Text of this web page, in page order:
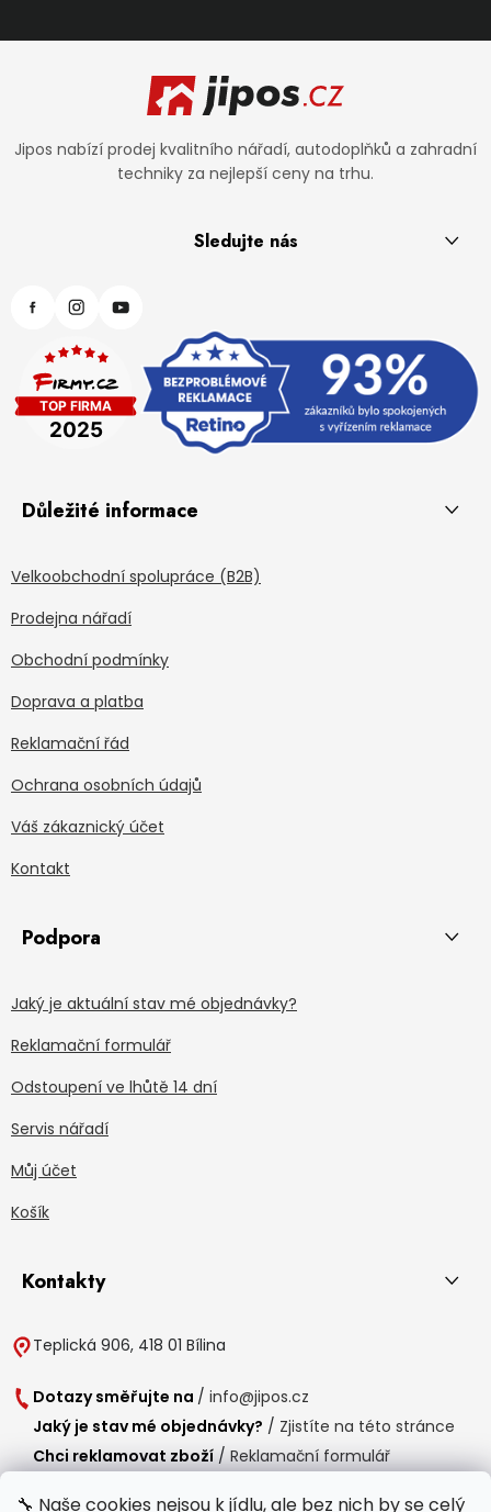
🔧 Naše cookies nejsou k jídlu, ale bez nich by se celý
Zápatí
Jipos nabízí prodej kvalitního nářadí, autodoplňků a zahradní
techniky za nejlepší ceny na trhu.
Sledujte nás
Důležité informace
Velkoobchodní spolupráce (B2B)
Prodejna nářadí
Obchodní podmínky
Doprava a platba
Reklamační řád
Ochrana osobních údajů
Váš zákaznický účet
Kontakt
Podpora
Jaký je aktuální stav mé objednávky?
Reklamační formulář
Odstoupení ve lhůtě 14 dní
Servis nářadí
Můj účet
Košík
Kontakty
Teplická 906, 418 01 Bílina
Dotazy směřujte na / info@jipos.cz
Jaký je stav mé objednávky? / Zjistíte na této stránce
Chci reklamovat zboží / Reklamační formulář